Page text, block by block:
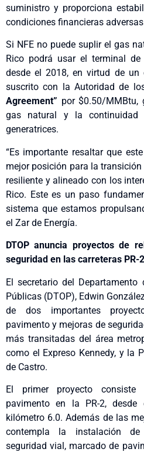
suministro y proporciona
condiciones financieras
Si NFE no puede suplir el gas
Rico podrá usar el terminal
desde el 2018, en virtud de un
suscrito con la Autoridad de
Agreement” por $0.50/MMBtu,
gas natural y la continuidad
generatrices.
“Es importante resaltar que
mejor posición para la
resiliente y alineado con los
Rico. Este es un paso
sistema que estamos
el Zar de Energía.
DTOP anuncia proyectos de
seguridad en las carreteras PR-
El secretario del
Públicas (DTOP), Edwin
de dos importantes
pavimento y mejoras de
más transitadas del área
como el Expreso Kennedy, y la
de Castro.
El primer proyecto
pavimento en la PR-2,
kilómetro 6.0. Además de las
contempla la instalación
seguridad vial, marcado de